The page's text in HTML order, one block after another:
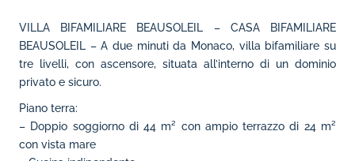
VILLA BIFAMILIARE BEAUSOLEIL – CASA BIFAMILIARE
BEAUSOLEIL – A due minuti da Monaco, villa bifamiliare su
tre livelli, con ascensore, situata all’interno di un dominio
privato e sicuro.
Piano terra:
– Doppio soggiorno di 44 m² con ampio terrazzo di 24 m²
con vista mare